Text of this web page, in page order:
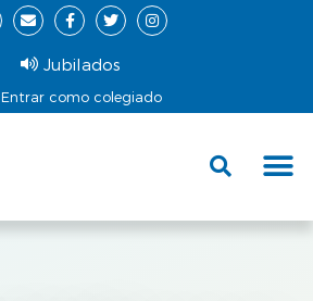
Entrar como colegiado
Jubilados